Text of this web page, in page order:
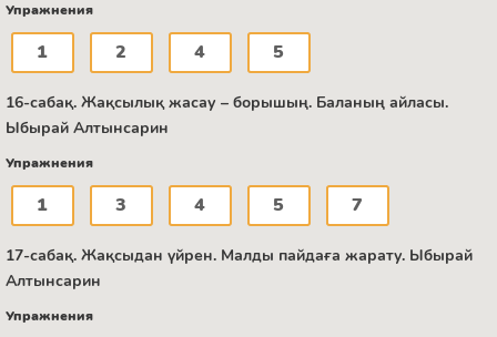
Упражнения
1 2 4 5
16-сабақ. Жақсылық жасау – борышың. Баланың айласы.
Ыбырай Алтынсарин
Упражнения
1 3 4 5 7
17-сабақ. Жақсыдан үйрен. Малды пайдаға жарату. Ыбырай
Алтынсарин
Упражнения